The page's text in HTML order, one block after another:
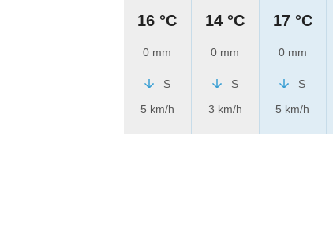
16 °C
0 mm
S
5 km/h
14 °C
0 mm
S
3 km/h
17 °C
0 mm
S
5 km/h